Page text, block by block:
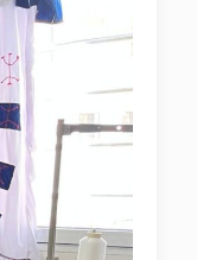
المستفيدين
أجواء
تنظيمية
جيدة